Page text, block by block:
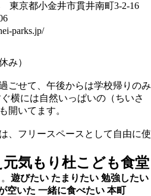
東京都小金井市貫井南町3-2-16
parks.jp/
み）
ごせて、午後からは学校帰りのみ
横には自然いっぱいの（ちいさ
開いてます。
、フリースペースとして自由に使
元気もり杜こども食堂
遊びたい たまりたい 勉強したい
空いた 一緒に食べたい 本町